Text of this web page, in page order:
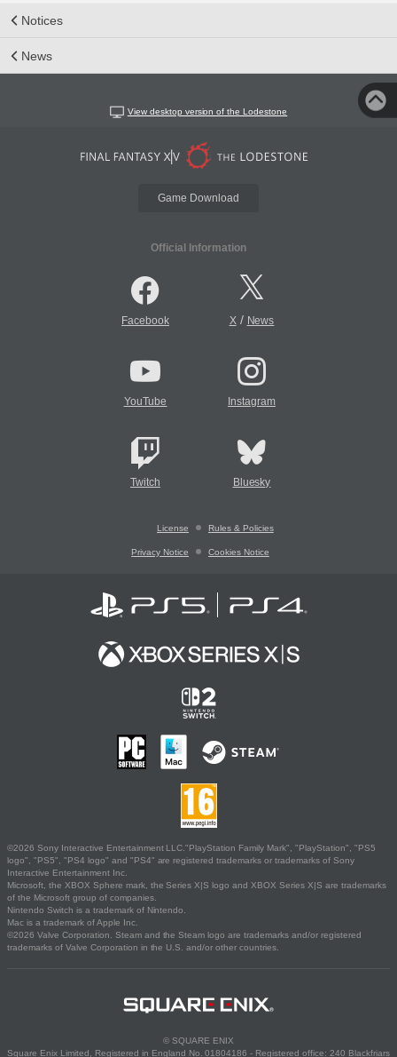
Notices
News
View desktop version of the Lodestone
Game Download
Official Information
Facebook X/ News
YouTube Instagram
Twitch Bluesky
License Rules & Policies
Privacy Notice Cookies Notice
©2026 Sony Interactive Entertainment LLC."PlayStation Family Mark", "PlayStation", "PS5
logo", "PS5", "PS4 logo" and "PS4" are registered trademarks or trademarks of Sony
Interactive Entertainment Inc.
Microsoft, the XBOX Sphere mark, the Series X|S logo and XBOX Series X|S are trademarks
of the Microsoft group of companies.
Nintendo Switch is a trademark of Nintendo.
Mac is a trademark of Apple Inc.
©2026 Valve Corporation. Steam and the Steam logo are trademarks and/or registered
trademarks of Valve Corporation in the U.S. and/or other countries.
© SQUARE ENIX
Square Enix Limited, Registered in England No. 01804186 - Registered office: 240 Blackfriars